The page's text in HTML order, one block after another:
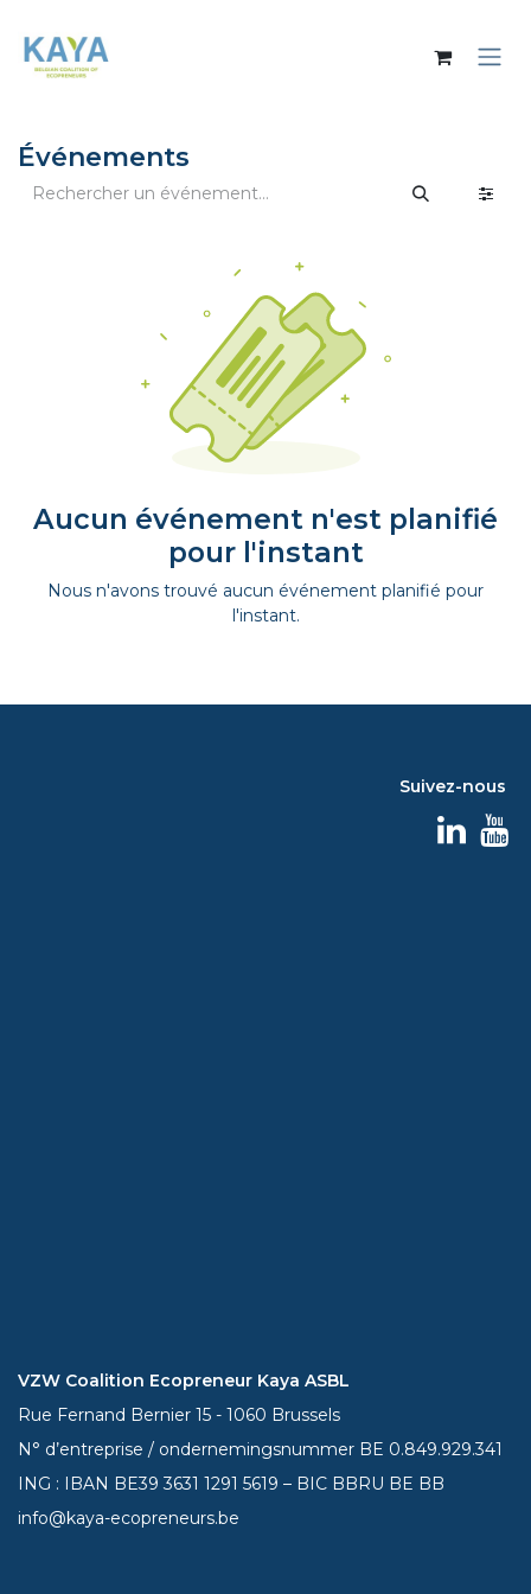
Événements
Aucun événement n'est planifié
pour l'instant
Nous n'avons trouvé aucun événement planifié pour
l'instant.
Suivez-nous
VZW Coalition Ecopreneur Kaya ASBL
Rue Fernand Bernier 15 - 1060 Brussels
N° d’entreprise / ondernemingsnummer BE 0.849.929.341
ING : IBAN BE393631 1291 5619 – BIC BBRU BE BB
info@kaya-ecopreneurs.be